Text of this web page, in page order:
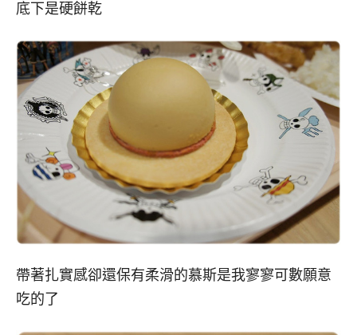
底下是硬餅乾
帶著扎實感卻還保有柔滑的慕斯是我寥寥可數願意
吃的了